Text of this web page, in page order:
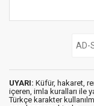
UYARI: Küfür, hakaret,
içeren, imla kuralları ile
Türkçe karakter